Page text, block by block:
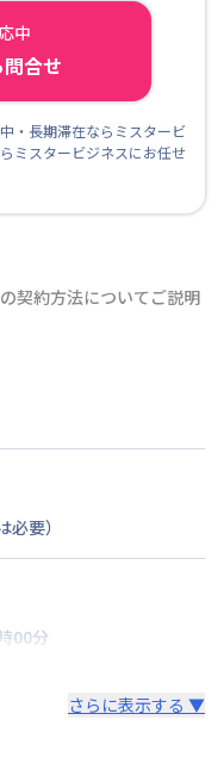
中
合せ
・長期滞在ならミスタービ
ミスタービジネスにお任せ
の契約方法についてご説明
要）
00分
さらに表示する ▼